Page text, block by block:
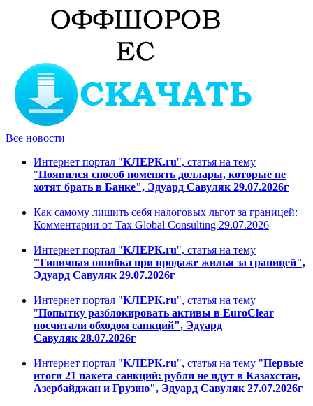
Все новости
Интернет портал "КЛЕРК.ru", статья на тему
"Появился способ поменять доллары, которые не
хотят брать в Банке", Эдуард Савуляк 29.07.2026г
Как самому лишить себя налоговых льгот за границей:
Комментарии от Tax Global Consulting 29.07.2026
Интернет портал "КЛЕРК.ru", статья на тему
"Типичная ошибка при продаже жилья за границей",
Эдуард Савуляк 29.07.2026г
Интернет портал "КЛЕРК.ru", статья на тему
"Попытку разблокировать активы в EuroClear
посчитали обходом санкций", Эдуард
Савуляк 28.07.2026г
Интернет портал "КЛЕРК.ru", статья на тему "Первые
итоги 21 пакета санкций: рубли не идут в Казахстан,
Азербайджан и Грузию", Эдуард Савуляк 27.07.2026г